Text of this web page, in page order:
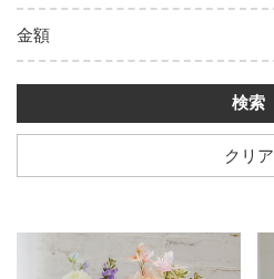
金額
クリア